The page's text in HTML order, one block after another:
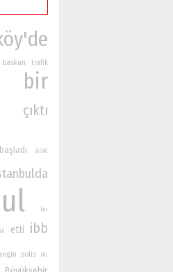
baskan trafik
bir
çıktı
başladı arac
bu
etti ibb
polis iki